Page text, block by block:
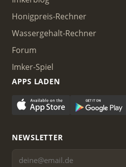
Honigpreis-Rechner
Wassergehalt-Rechner
Forum
Imker-Spiel
APPS LADEN
NEWSLETTER